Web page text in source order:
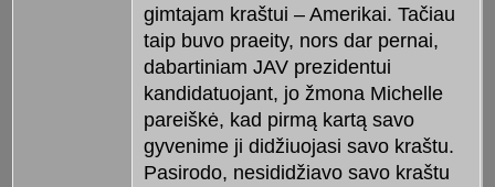
gimtajam kraštui – Amerikai. Tačiau
taip buvo praeity, nors dar pernai,
dabartiniam JAV prezidentui
kandidatuojant, jo žmona Michelle
pareiškė, kad pirmą kartą savo
gyvenime ji didžiuojasi savo kraštu.
Pasirodo, nesididžiavo savo kraštu